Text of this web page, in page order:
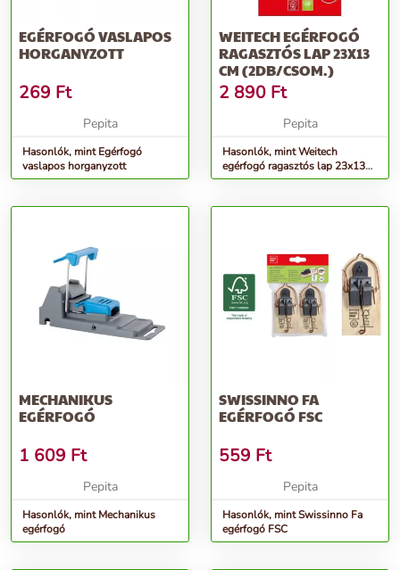
EGÉRFOGÓ VASLAPOS
HORGANYZOTT
269 Ft
Pepita
Hasonlók, mint Egérfogó
vaslapos horganyzott
WEITECH EGÉRFOGÓ
RAGASZTÓS LAP 23X13
CM (2DB/CSOM.)
2 890 Ft
Pepita
Hasonlók, mint Weitech
egérfogó ragasztós lap 23x13
cm (2db/csom.)
MECHANIKUS
EGÉRFOGÓ
1 609 Ft
Pepita
Hasonlók, mint Mechanikus
egérfogó
SWISSINNO FA
EGÉRFOGÓ FSC
559 Ft
Pepita
Hasonlók, mint Swissinno Fa
egérfogó FSC